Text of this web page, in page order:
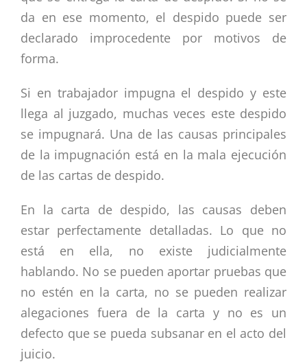
da en ese momento, el despido puede ser
declarado improcedente por motivos de
forma.
Si en trabajador impugna el despido y este
llega al juzgado, muchas veces este despido
se impugnará. Una de las causas principales
de la impugnación está en la mala ejecución
de las cartas de despido.
En la carta de despido, las causas deben
estar perfectamente detalladas. Lo que no
está en ella, no existe judicialmente
hablando. No se pueden aportar pruebas que
no estén en la carta, no se pueden realizar
alegaciones fuera de la carta y no es un
defecto que se pueda subsanar en el acto del
juicio.